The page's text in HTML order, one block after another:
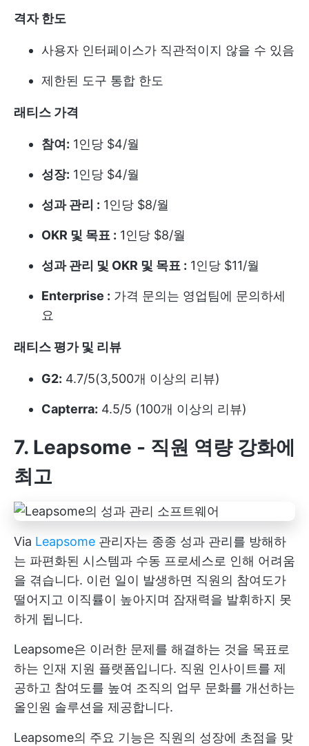
격자 한도
사용자 인터페이스가 직관적이지 않을 수 있음
제한된 도구 통합 한도
래티스 가격
참여: 1인당 $4/월
성장: 1인당 $4/월
성과 관리 : 1인당 $8/월
OKR 및 목표 : 1인당 $8/월
성과 관리 및 OKR 및 목표 : 1인당 $11/월
Enterprise : 가격 문의는 영업팀에 문의하세
요
래티스 평가 및 리뷰
G2: 4.7/5(3,500개 이상의 리뷰)
Capterra: 4.5/5 (100개 이상의 리뷰)
7. Leapsome - 직원 역량 강화에
최고
Via Leapsome 관리자는 종종 성과 관리를 방해하
는 파편화된 시스템과 수동 프로세스로 인해 어려움
을 겪습니다. 이런 일이 발생하면 직원의 참여도가
떨어지고 이직률이 높아지며 잠재력을 발휘하지 못
하게 됩니다.
Leapsome은 이러한 문제를 해결하는 것을 목표로
하는 인재 지원 플랫폼입니다. 직원 인사이트를 제
공하고 참여도를 높여 조직의 업무 문화를 개선하는
올인원 솔루션을 제공합니다.
Leapsome의 주요 기능은 직원의 성장에 초점을 맞